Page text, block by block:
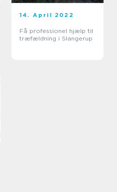
14. April 2022
Få professionel hjælp til
træfældning i Slangerup